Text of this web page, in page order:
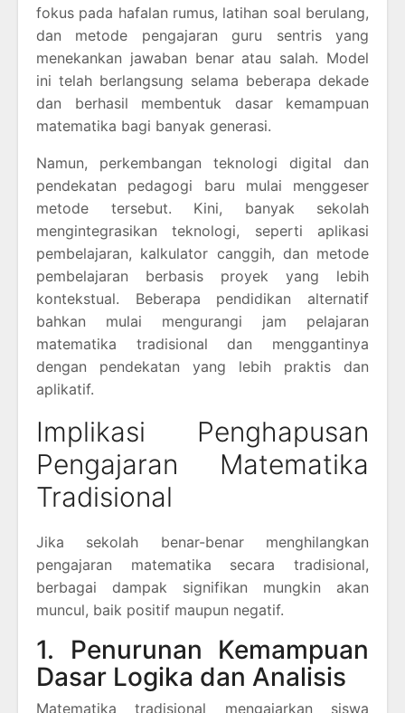
fokus pada hafalan rumus, latihan soal berulang,
dan metode pengajaran guru sentris yang
menekankan jawaban benar atau salah. Model
ini telah berlangsung selama beberapa dekade
dan berhasil membentuk dasar kemampuan
matematika bagi banyak generasi.
Namun, perkembangan teknologi digital dan
pendekatan pedagogi baru mulai menggeser
metode tersebut. Kini, banyak sekolah
mengintegrasikan teknologi, seperti aplikasi
pembelajaran, kalkulator canggih, dan metode
pembelajaran berbasis proyek yang lebih
kontekstual. Beberapa pendidikan alternatif
bahkan mulai mengurangi jam pelajaran
matematika tradisional dan menggantinya
dengan pendekatan yang lebih praktis dan
aplikatif.
Implikasi Penghapusan
Pengajaran Matematika
Tradisional
Jika sekolah benar-benar menghilangkan
pengajaran matematika secara tradisional,
berbagai dampak signifikan mungkin akan
muncul, baik positif maupun negatif.
1. Penurunan Kemampuan
Dasar Logika dan Analisis
Matematika tradisional mengajarkan siswa